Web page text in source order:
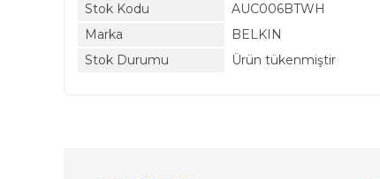
Stok Kodu
AUC006BTWH
Marka
BELKIN
Stok Durumu
Ürün tükenmiştir